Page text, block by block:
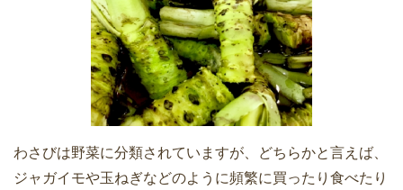
わさびは野菜に分類されていますが、どちらかと言えば、
ジャガイモや玉ねぎなどのように頻繁に買ったり食べたり